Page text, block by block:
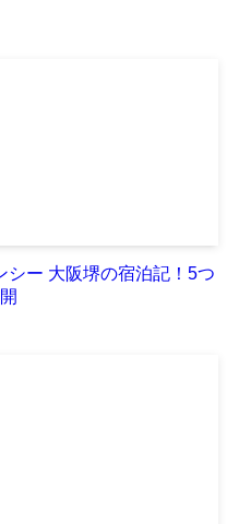
シー 大阪堺の宿泊記！5つ